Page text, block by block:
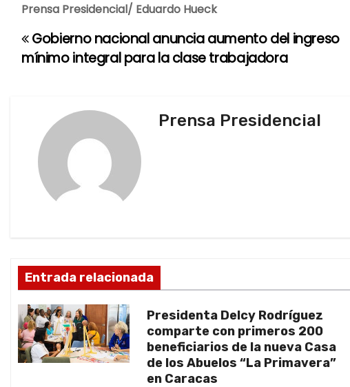
Prensa Presidencial/ Eduardo Hueck
N
ó
n
d
e
Gobierno nacional anuncia aumento del ingreso
mínimo integral para la clase trabajadora
Prensa Presidencial
Entrada relacionada
Presidenta Delcy Rodríguez
comparte con primeros 200
beneficiarios de la nueva Casa
de los Abuelos “La Primavera”
en Caracas